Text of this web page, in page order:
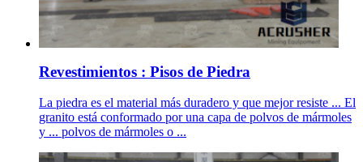
Revestimientos : Pisos de Piedra
La piedra es el material más duradero y que mejor resiste ... El
granito está conformado por una capa de polvos de mármoles
y ... polvos de mármoles o ...